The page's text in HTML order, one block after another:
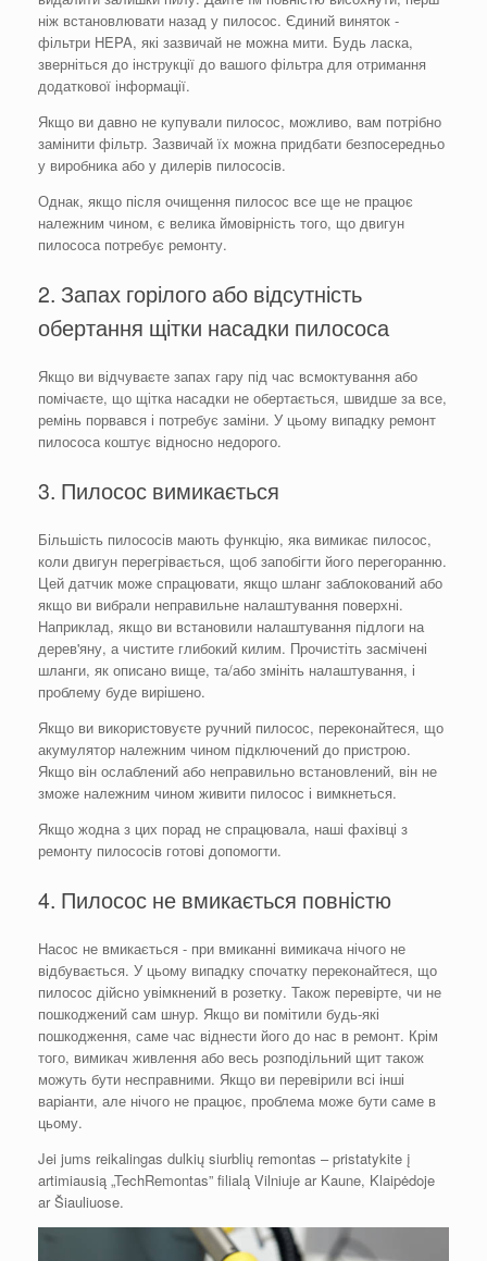
ніж встановлювати назад у пилосос. Єдиний виняток -
фільтри HEPA, які зазвичай не можна мити. Будь ласка,
зверніться до інструкції до вашого фільтра для отримання
додаткової інформації.
Якщо ви давно не купували пилосос, можливо, вам потрібно
замінити фільтр. Зазвичай їх можна придбати безпосередньо
у виробника або у дилерів пилососів.
Однак, якщо після очищення пилосос все ще не працює
належним чином, є велика ймовірність того, що двигун
пилососа потребує ремонту.
2. Запах горілого або відсутність
обертання щітки насадки пилососа
Якщо ви відчуваєте запах гару під час всмоктування або
помічаєте, що щітка насадки не обертається, швидше за все,
ремінь порвався і потребує заміни. У цьому випадку ремонт
пилососа коштує відносно недорого.
3. Пилосос вимикається
Більшість пилососів мають функцію, яка вимикає пилосос,
коли двигун перегрівається, щоб запобігти його перегоранню.
Цей датчик може спрацювати, якщо шланг заблокований або
якщо ви вибрали неправильне налаштування поверхні.
Наприклад, якщо ви встановили налаштування підлоги на
дерев'яну, а чистите глибокий килим. Прочистіть засмічені
шланги, як описано вище, та/або змініть налаштування, і
проблему буде вирішено.
Якщо ви використовуєте ручний пилосос, переконайтеся, що
акумулятор належним чином підключений до пристрою.
Якщо він ослаблений або неправильно встановлений, він не
зможе належним чином живити пилосос і вимкнеться.
Якщо жодна з цих порад не спрацювала, наші фахівці з
ремонту пилососів готові допомогти.
4. Пилосос не вмикається повністю
Насос не вмикається - при вмиканні вимикача нічого не
відбувається. У цьому випадку спочатку переконайтеся, що
пилосос дійсно увімкнений в розетку. Також перевірте, чи не
пошкоджений сам шнур. Якщо ви помітили будь-які
пошкодження, саме час віднести його до нас в ремонт. Крім
того, вимикач живлення або весь розподільний щит також
можуть бути несправними. Якщо ви перевірили всі інші
варіанти, але нічого не працює, проблема може бути саме в
цьому.
Jei jums reikalingas dulkių siurblių remontas – pristatykite į
artimiausią „TechRemontas” filialą Vilniuje ar Kaune, Klaipėdoje
ar Šiauliuose.